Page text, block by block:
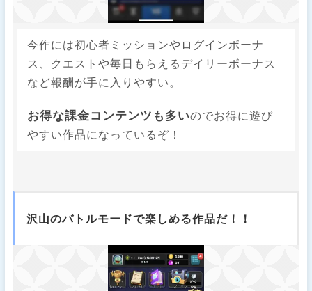
今作には初心者ミッションやログインボーナ
ス、クエストや毎日もらえるデイリーボーナス
など報酬が手に入りやすい。
お得な課金コンテンツも多いのでお得に遊び
やすい作品になっているぞ！
沢山のバトルモードで楽しめる作品だ！！